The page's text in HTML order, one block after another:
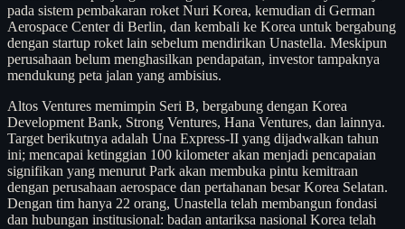
pada sistem pembakaran roket Nuri Korea, kemudian di German
Aerospace Center di Berlin, dan kembali ke Korea untuk bergabung
dengan startup roket lain sebelum mendirikan Unastella. Meskipun
perusahaan belum menghasilkan pendapatan, investor tampaknya
mendukung peta jalan yang ambisius.
Altos Ventures memimpin Seri B, bergabung dengan Korea
Development Bank, Strong Ventures, Hana Ventures, dan lainnya.
Target berikutnya adalah Una Express-II yang dijadwalkan tahun
ini; mencapai ketinggian 100 kilometer akan menjadi pencapaian
signifikan yang menurut Park akan membuka pintu kemitraan
dengan perusahaan aerospace dan pertahanan besar Korea Selatan.
Dengan tim hanya 22 orang, Unastella telah membangun fondasi
dan hubungan institusional: badan antariksa nasional Korea telah